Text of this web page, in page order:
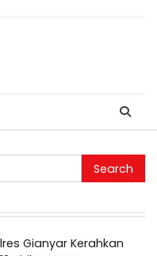
Gianyar Kerahkan